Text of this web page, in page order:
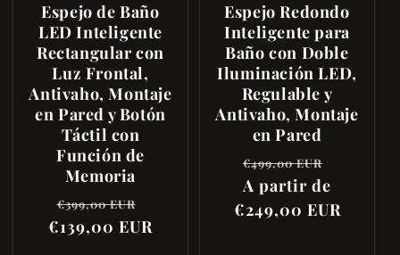
Espejo de Baño
LED Inteligente
Rectangular con
Luz Frontal,
Antivaho, Montaje
en Pared y Botón
Táctil con
Función de
Memoria
Precio
habitual
€399,00 EUR
de
€139,00 EUR
Espejo Redondo
Inteligente para
Baño con Doble
Iluminación LED,
Regulable y
Antivaho, Montaje
en Pared
Precio
habitual
€499,00 EUR
oferta
A partir de
€249,00 EUR